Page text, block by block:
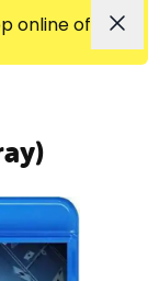
online of